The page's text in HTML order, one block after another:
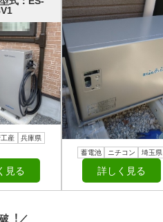
産 兵庫県
見る
蓄電池 ニチコン 埼玉県
詳しく見る
︕／